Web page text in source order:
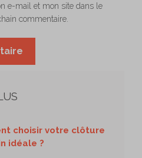
e-mail et mon site dans le
commentaire.
choisir votre clôture
idéale ?